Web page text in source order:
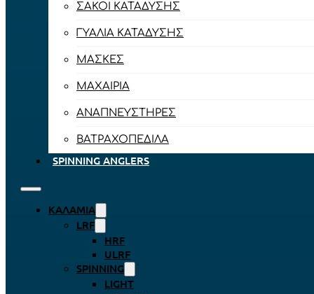
ΣΆΚΟΙ ΚΑΤΆΔΥΣΗΣ
ΓΥΑΛΙΆ ΚΑΤΆΔΥΣΗΣ
ΜΆΣΚΕΣ
ΜΑΧΑΊΡΙΑ
ΑΝΑΠΝΕΥΣΤΉΡΕΣ
ΒΑΤΡΑΧΟΠΈΔΙΛΑ
SPINNING ANGLERS
ΚΑΛΆΜΙΑ
LRF
HRF
ULRF
SPINNING
LIGHT